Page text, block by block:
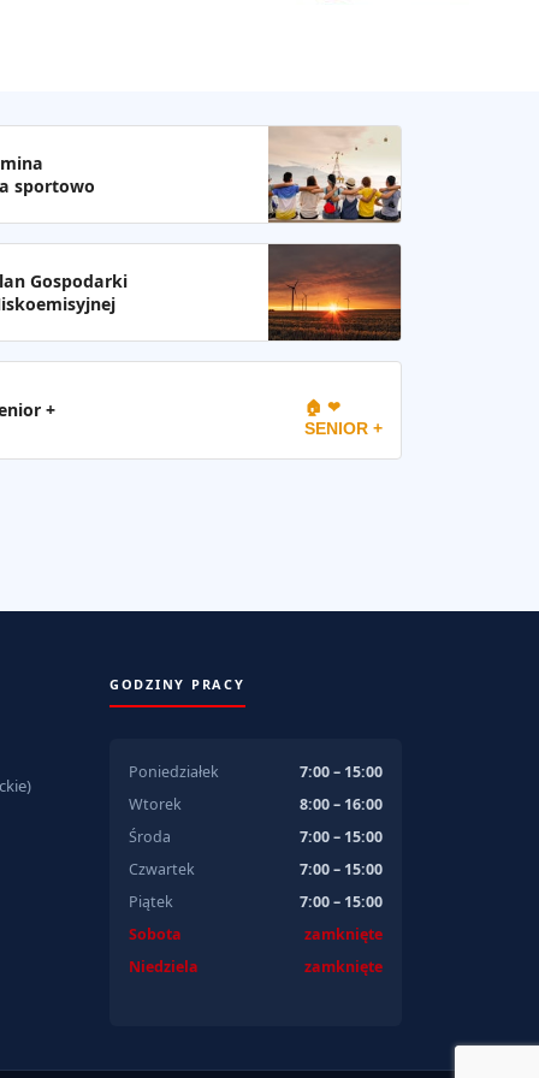
sportowo
Gospodarki
+ 🏠 ❤
SENIOR +
GODZINY PRACY
Poniedziałek
7:00 – 15:00
Wtorek
8:00 – 16:00
Środa
7:00 – 15:00
Czwartek
7:00 – 15:00
Piątek
7:00 – 15:00
Sobota
zamknięte
Niedziela
zamknięte